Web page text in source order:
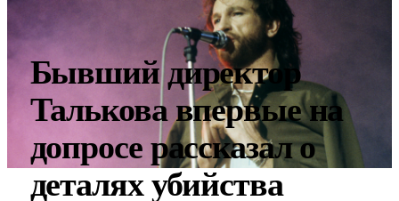
Бывший директор
Талькова впервые на
допросе рассказал о
деталях убийства